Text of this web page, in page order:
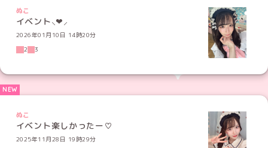
ぬこ
イベント⸜❤︎⸝‍
2026年01月10日 14時20分
2
3
ぬこ
イベント楽しかったー♡
2025年11月28日 19時29分